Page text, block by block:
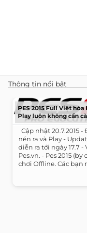
Thông tin nổi bật
PES 2015 Full Việt hóa
Play luôn không cần
Cập nhật 20.7.2015
nén ra và Play -
diễn ra tới ngày 17.7
Pes.vn. - Pes 2015
chơi Offline. Các bạn